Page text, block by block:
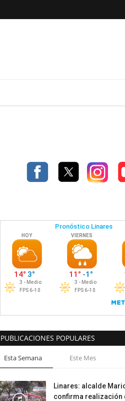
PUBLICACIONES POPULARES
Esta Semana Este Mes
Linares: alcalde
confirma realización